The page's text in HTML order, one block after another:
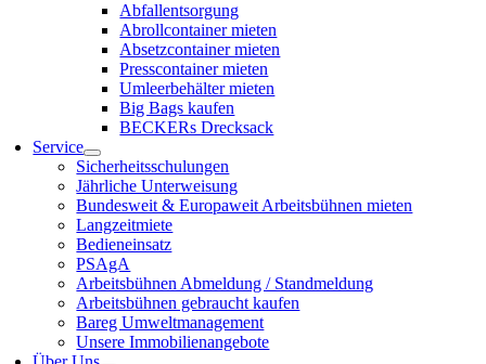
Abfallentsorgung
Abrollcontainer mieten
Absetzcontainer mieten
Presscontainer mieten
Umleerbehälter mieten
Big Bags kaufen
BECKERs Drecksack
Service
Sicherheitsschulungen
Jährliche Unterweisung
Bundesweit & Europaweit Arbeitsbühnen mieten
Langzeitmiete
Bedieneinsatz
PSAgA
Arbeitsbühnen Abmeldung / Standmeldung
Arbeitsbühnen gebraucht kaufen
Bareg Umweltmanagement
Unsere Immobilienangebote